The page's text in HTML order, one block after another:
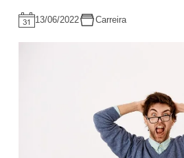
13/06/2022 Carreira